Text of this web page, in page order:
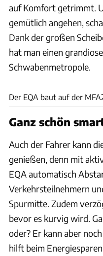
auf Komfort getrimmt.
gemütlich angehen,
Dank der großen
hat man einen
Schwabenmetropole.
Der EQA baut auf der
Ganz schön
Auch der Fahrer kann
genießen, denn mit
EQA automatisch
Verkehrsteilnehmern
Spurmitte. Zudem
bevor es kurvig wird.
oder? Er kann aber
hilft beim